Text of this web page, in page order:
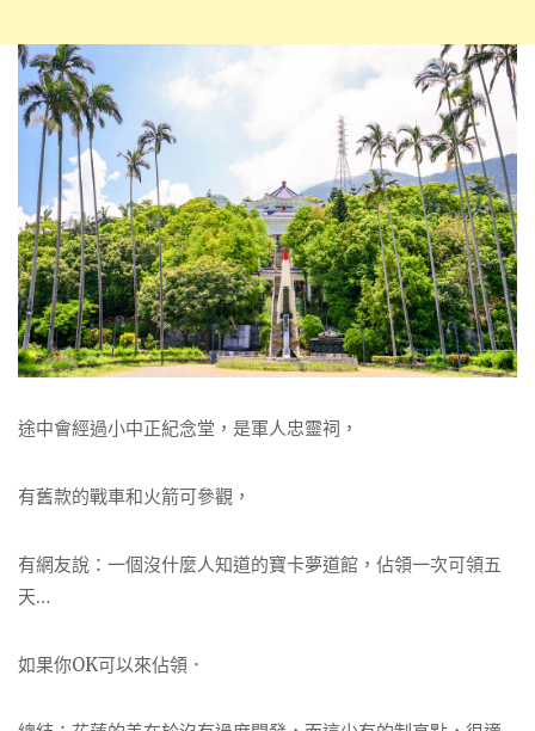
途中會經過小中正紀念堂，是軍人忠靈祠，
有舊款的戰車和火箭可參觀，
有網友說：一個沒什麼人知道的寶卡夢道館，佔領一次可領五
天…
如果你OK可以來佔領．